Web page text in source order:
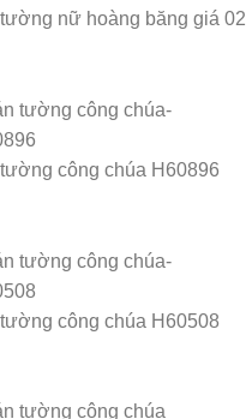
nữ hoàng băng giá 02
công chúa H60896
công chúa H60508